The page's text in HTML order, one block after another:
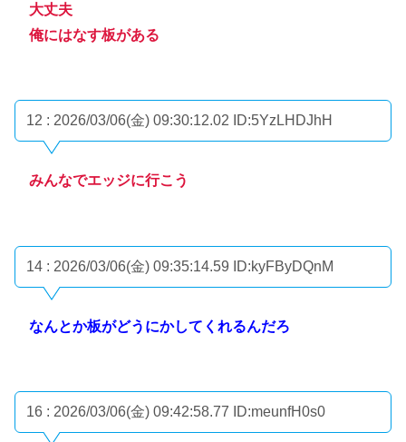
大丈夫
俺にはなす板がある
12 : 2026/03/06(金) 09:30:12.02 ID:5YzLHDJhH
みんなでエッジに行こう
14 : 2026/03/06(金) 09:35:14.59 ID:kyFByDQnM
なんとか板がどうにかしてくれるんだろ
16 : 2026/03/06(金) 09:42:58.77 ID:meunfH0s0